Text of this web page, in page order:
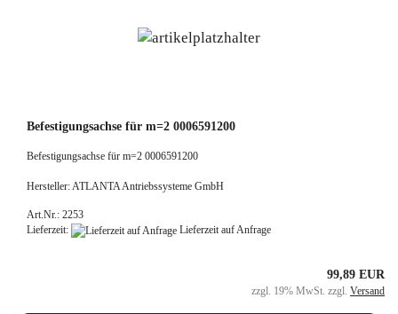
Befestigungsachse für m=2 0006591200
Befestigungsachse für m=2 0006591200
Hersteller: ATLANTA Antriebssysteme GmbH
Art.Nr.: 2253
Lieferzeit:
Lieferzeit auf Anfrage
99,89 EUR
zzgl. 19% MwSt. zzgl. Versand